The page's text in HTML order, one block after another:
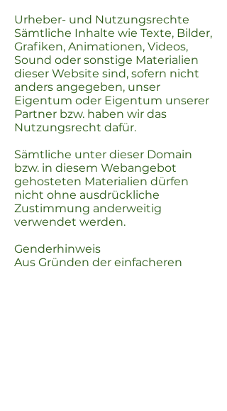
Urheber- und Nutzungsrechte
Sämtliche Inhalte wie Texte, Bilder,
Grafiken, Animationen, Videos,
Sound oder sonstige Materialien
dieser Website sind, sofern nicht
anders angegeben, unser
Eigentum oder Eigentum unserer
Partner bzw. haben wir das
Nutzungsrecht dafür.
Sämtliche unter dieser Domain
bzw. in diesem Webangebot
gehosteten Materialien dürfen
nicht ohne ausdrückliche
Zustimmung anderweitig
verwendet werden.
Genderhinweis
Aus Gründen der einfacheren